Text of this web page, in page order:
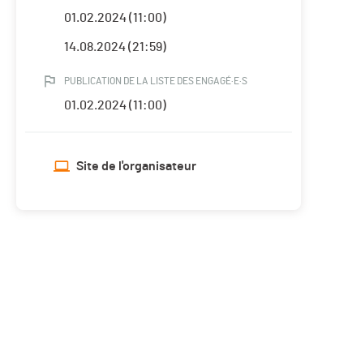
01.02.2024 (11:00)
14.08.2024 (21:59)
PUBLICATION DE LA LISTE DES ENGAGÉ·E·S
01.02.2024 (11:00)
Site de l'organisateur